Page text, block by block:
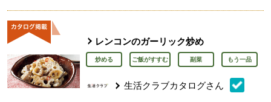
レンコンのガーリック炒め
炒める ご飯がすすむ 副菜 もう一品
生活クラブカタログさん